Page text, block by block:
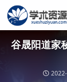
谷晟阳道家